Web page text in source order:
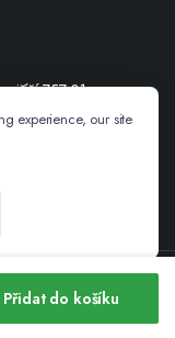
Přidat do košíku
757 01
experience, our site
Account